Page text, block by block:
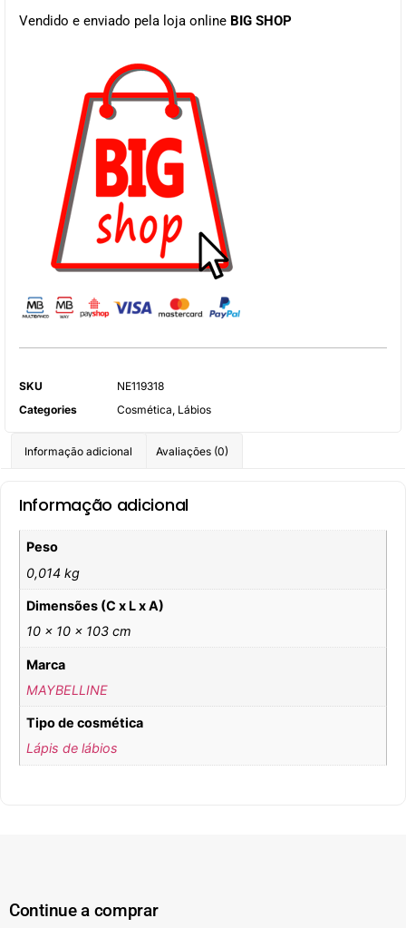
Vendido e enviado pela loja online BIG SHOP
SKU
NE119318
Categories
Cosmética, Lábios
Informação adicional Avaliações (0)
Informação adicional
Peso
0,014 kg
Dimensões (C x L x A)
10 × 10 × 103 cm
Marca
MAYBELLINE
Tipo de cosmética
Lápis de lábios
Continue a comprar